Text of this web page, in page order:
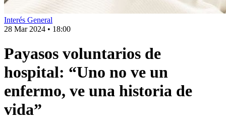
Interés General
28 Mar 2024 • 18:00
Payasos voluntarios de
hospital: “Uno no ve un
enfermo, ve una historia de
vida”